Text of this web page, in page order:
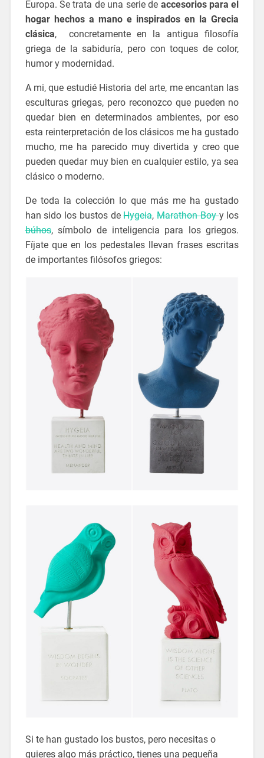
Europa. Se trata de una serie de accesorios para el
hogar hechos a mano e inspirados en la Grecia
clásica, concretamente en la antigua filosofía
griega de la sabiduría, pero con toques de color,
humor y modernidad.
A mi, que estudié Historia del arte, me encantan las
esculturas griegas, pero reconozco que pueden no
quedar bien en determinados ambientes, por eso
esta reinterpretación de los clásicos me ha gustado
mucho, me ha parecido muy divertida y creo que
pueden quedar muy bien en cualquier estilo, ya sea
clásico o moderno.
De toda la colección lo que más me ha gustado
han sido los bustos deHygeia,Marathon Boyy los
búhos, símbolo de inteligencia para los griegos.
Fíjate que en los pedestales llevan frases escritas
de importantes filósofos griegos:
Si te han gustado los bustos, pero necesitas o
quieres algo más práctico, tienes una pequeña